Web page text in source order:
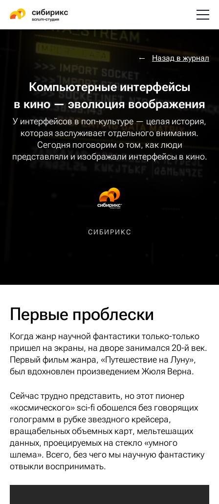
Назад в журнал
Компьютерные интерфейсы
в кино — эволюция воображения
У интерфейсов в поп-культуре — целая история,
которая заслуживает отдельного внимания.
Сегодня поговорим о том, как люди
представляли и изображали интерфейсы в кино.
СИБИРИКС
Первые проблески
Когда жанр научной фантастики только-только
пришел на экраны, на дворе занимался 20-й век.
Первый фильм жанра, «Путешествие на Луну»,
был вдохновлен произведением Жюля Верна.
Сейчас трудно представить, но этот пионер
«космического» sci-fi обошелся без говорящих
голограмм в рубке звездного крейсера,
вращабельных объемных карт, мельтешащих
данных, проецируемых на стекло «умного
шлема». Всего, без чего мы научную фантастику
отвыкли воспринимать.